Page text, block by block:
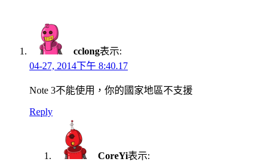
cclong表示:
04-27, 2014下午 8:40.17
Note 3不能使用，你的國家地區不支援
Reply
CoreYi表示: